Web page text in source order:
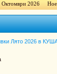
Октомври 2026
Лято 2026 в